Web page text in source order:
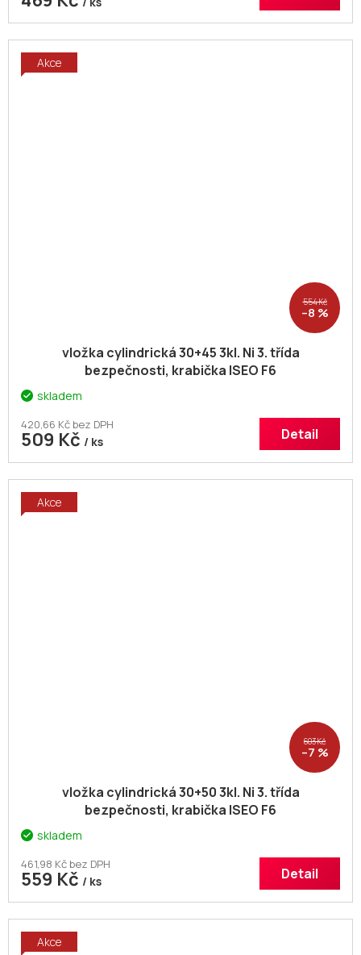
Akce
554 Kč
–8 %
vložka cylindrická 30+45 3kl. Ni 3. třída
bezpečnosti, krabička ISEO F6
skladem
420,66 Kč bez DPH
509 Kč / ks Detail
Akce
603 Kč
–7 %
vložka cylindrická 30+50 3kl. Ni 3. třída
bezpečnosti, krabička ISEO F6
skladem
461,98 Kč bez DPH
559 Kč / ks Detail
Akce